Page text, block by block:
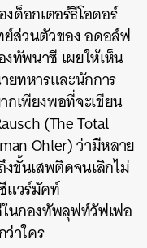
ด็อกเตอร์ธีโอดอร์
ย์ส่วนตัวของ อดอล์ฟ
ทัพนาซี เผยให้เห็น
ยทหารและนักการ
เพียงพอที่จะเขียน
(The Total
Ohler) ว่ามีหลาย
งขั้นเสพติดจนเลิกไม่
แวร์มัคท์
นกองทัพลุฟท์วัฟเฟอ
าใคร